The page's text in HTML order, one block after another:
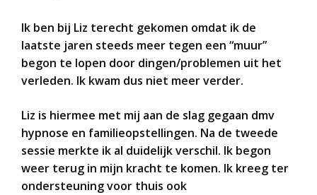
Ik ben bij Liz terecht gekomen omdat ik de
laatste jaren steeds meer tegen een “muur”
begon te lopen door dingen/problemen uit het
verleden. Ik kwam dus niet meer verder.
Liz is hiermee met mij aan de slag gegaan dmv
hypnose en familieopstellingen. Na de tweede
sessie merkte ik al duidelijk verschil. Ik begon
weer terug in mijn kracht te komen. Ik kreeg ter
ondersteuning voor thuis ook